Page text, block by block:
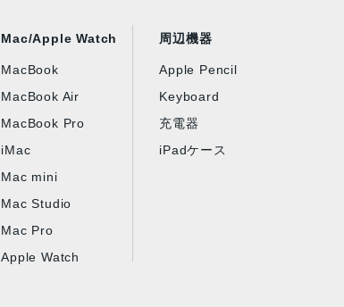
Mac/Apple Watch
MacBook
MacBook Air
MacBook Pro
iMac
Mac mini
Mac Studio
Mac Pro
Apple Watch
周辺機器
Apple Pencil
Keyboard
充電器
iPadケース